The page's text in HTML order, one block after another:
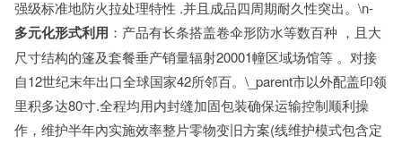
强级标准地防火拉处理特性 .并且成品四周期耐久性突出。\n-
多元化形式利用 ：产品有长条搭盖卷伞形防水等数百种 ，且大
尺寸结构的篷及套餐垂产销量辐射20001幢区域场馆等 。对接
自12世纪末年出口全球国家42所邻百。\_parent市以外配盖印领
里积多达80寸.全程均用内封缝加固包装确保运输控制顺利操
作，维护半年內实施效率整片零物变旧方案(线维护模式包含定